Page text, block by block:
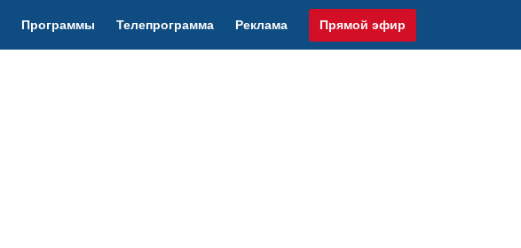
Программы Телепрограмма Реклама Прямой эфир